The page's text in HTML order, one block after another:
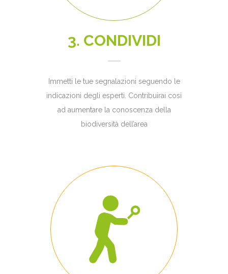
3. CONDIVIDI
Immetti le tue segnalazioni seguendo le
indicazioni degli esperti. Contribuirai così
ad aumentare la conoscenza della
biodiversità dell’area